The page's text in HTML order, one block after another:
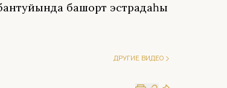
башҡорт эстрадаһы
ДРУГИЕ ВИДЕО